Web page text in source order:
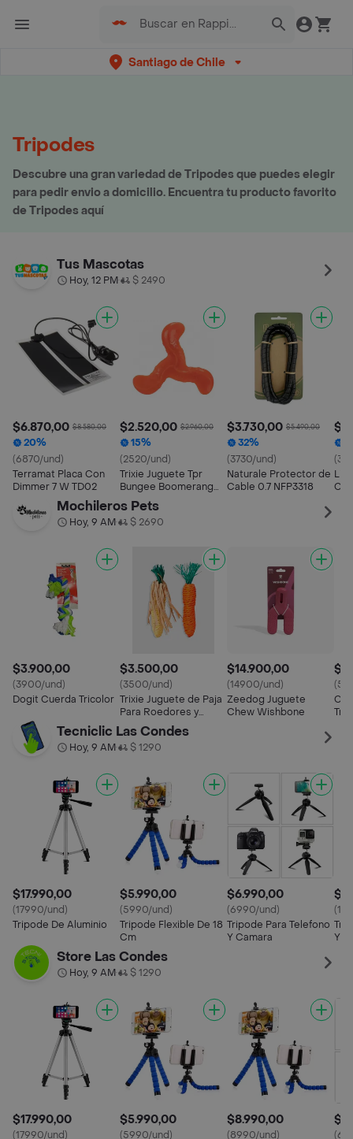
Santiago de Chile
Tripodes
Descubre una gran variedad de Tripodes que puedes elegir
para pedir envio a domicilio. Encuentra tu producto favorito
de Tripodes aquí
Tus Mascotas
Hoy, 12 PM• $ 2490
$6.870,00 $8.580,00
20%
(6870/und)
Terramat Placa Con
Dimmer 7 W TD02
$2.520,00 $2.960,00
15%
(2520/und)
Trixie Juguete Tpr
Bungee Boomerang
Triplex
$3.730,00 $5.490,00
32%
(3730/und)
Naturale Protector de
Cable 0.7 NFP3318
Mochileros Pets
Hoy, 9 AM• $ 2690
$3.900,00
(3900/und)
Dogit Cuerda Tricolor
$3.500,00
(3500/und)
Trixie Juguete de Paja
Para Roedores y
Conejos 15 cm
$14.900,00
(14900/und)
Zeedog Juguete
Chew Wishbone
Tecniclic Las Condes
Hoy, 9 AM• $ 1290
$17.990,00
(17990/und)
Tripode De Aluminio
$5.990,00
(5990/und)
Tripode Flexible De 18
Cm
$6.990,00
(6990/und)
Tripode Para Telefono
Y Camara
Y
Store Las Condes
Hoy, 9 AM• $ 1290
$17.990,00
(17990/und)
$5.990,00
(5990/und)
$8.990,00
(8990/und)